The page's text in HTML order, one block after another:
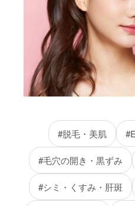
#脱毛・美肌
#毛穴の開き・黒ずみ
#シミ・くすみ・肝斑